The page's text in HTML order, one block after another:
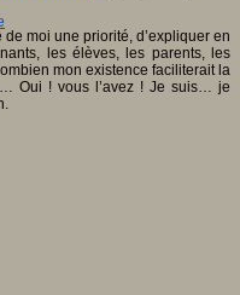
moi une priorité, d’expliquer en
les élèves, les parents, les
mon existence faciliterait la
Oui ! vous l’avez ! Je suis… je